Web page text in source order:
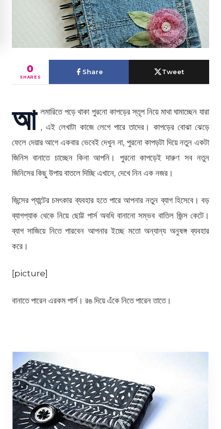
0
SHARES
Share Tweet
আ লমারিতে পড়ে থাকা পুরনো কাপড়ের স্তূপ নিয়ে মাথা ঘামাচ্ছেন যারা
, এই লেখাটা কাজে লেগে পারে তাদের। কাপড়ের বোঝা ঝেড়ে
ফেলে দেয়ার আগে একবার ভেবেই দেখুন না, পুরনো কাপড়টা দিয়ে নতুন একটা
জিনিস বানাতে চাচ্ছেন কিনা আপনি। পুরনো কাপড়েই দারুণ সব নতুন
জিনিসের কিছু উপায় বাতলে দিচ্ছি এখানে, দেখে নিন এক নজর।
জিন্সের প্যান্টের চমৎকার ব্যবহার হতে পারে আপনার নতুন ব্যাগ হিসেবে। বড়
ব্যাগপ্যাক থেকে নিয়ে ছোট্ট পার্স অবধি বানানো সম্ভব বাতিল জিন্স কেটে।
ব্যাগ সাজিয়ে নিতে পারবেন আপনার ইচ্ছে মতো অন্যান্য অনুষঙ্গ ব্যবহার
করে।
[picture]
বানাতে পারেন এরকম পার্স। রঙ দিয়ে এঁকে নিতে পারেন তাতে।